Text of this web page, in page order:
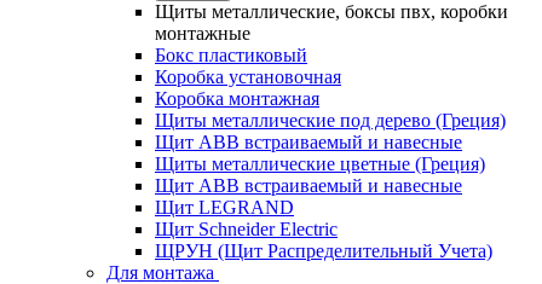
Щиты металлические, боксы пвх, коробки
монтажные
Бокс пластиковый
Коробка установочная
Коробка монтажная
Щиты металлические под дерево (Греция)
Щит ABB встраиваемый и навесные
Щиты металлические цветные (Греция)
Щит ABB встраиваемый и навесные
Щит LEGRAND
Щит Schneider Electric
ЩРУН (Щит Распределительный Учета)
Для монтажа